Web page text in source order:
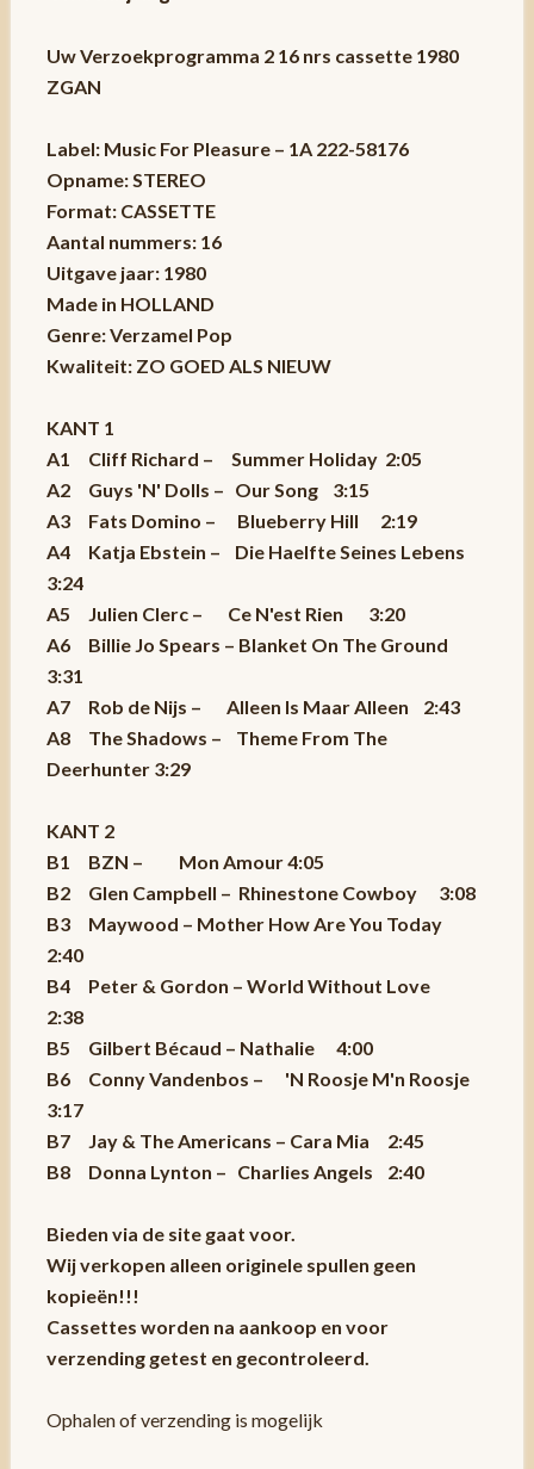
Uw Verzoekprogramma 2 16 nrs cassette 1980
ZGAN
Label: Music For Pleasure – 1A 222-58176
Opname: STEREO
Format: CASSETTE
Aantal nummers: 16
Uitgave jaar: 1980
Made in HOLLAND
Genre: Verzamel Pop
Kwaliteit: ZO GOED ALS NIEUW
KANT 1
A1 Cliff Richard – Summer Holiday 2:05
A2 Guys 'N' Dolls – Our Song 3:15
A3 Fats Domino – Blueberry Hill 2:19
A4 Katja Ebstein – Die Haelfte Seines Lebens
3:24
A5 Julien Clerc – Ce N'est Rien 3:20
A6 Billie Jo Spears – Blanket On The Ground
3:31
A7 Rob de Nijs – Alleen Is Maar Alleen 2:43
A8 The Shadows – Theme From The
Deerhunter 3:29
KANT 2
B1 BZN – Mon Amour 4:05
B2 Glen Campbell – Rhinestone Cowboy 3:08
B3 Maywood – Mother How Are You Today
2:40
B4 Peter & Gordon – World Without Love
2:38
B5 Gilbert Bécaud – Nathalie 4:00
B6 Conny Vandenbos – 'N Roosje M'n Roosje
3:17
B7 Jay & The Americans – Cara Mia 2:45
B8 Donna Lynton – Charlies Angels 2:40
Bieden via de site gaat voor.
Wij verkopen alleen originele spullen geen
kopieën!!!
Cassettes worden na aankoop en voor
verzending getest en gecontroleerd.
Ophalen of verzending is mogelijk